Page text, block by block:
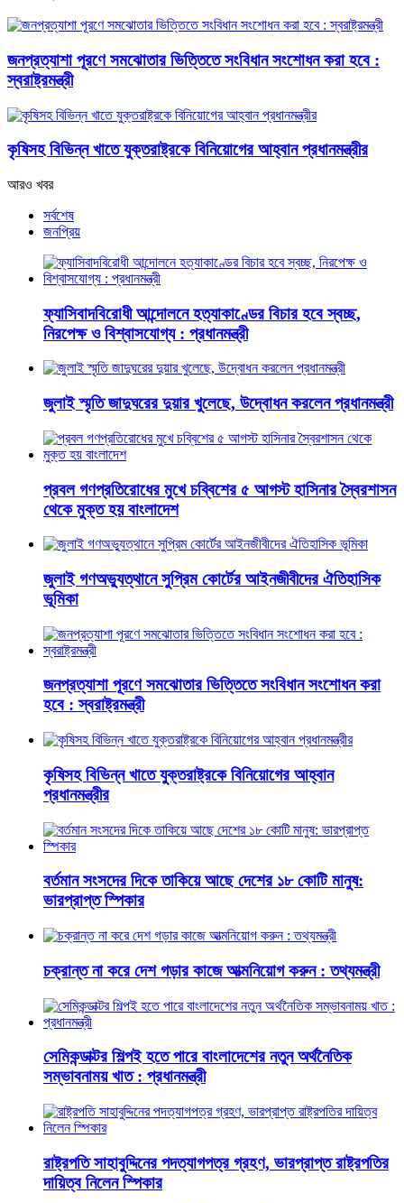
জনপ্রত্যাশা পূরণে সমঝোতার ভিত্তিতে সংবিধান সংশোধন করা হবে :
স্বরাষ্ট্রমন্ত্রী
কৃষিসহ বিভিন্ন খাতে যুক্তরাষ্ট্রকে বিনিয়োগের আহ্বান প্রধানমন্ত্রীর
আরও খবর
সর্বশেষ
জনপ্রিয়
ফ্যাসিবাদবিরোধী আন্দোলনে হত্যাকাণ্ডের বিচার হবে স্বচ্ছ,
নিরপেক্ষ ও বিশ্বাসযোগ্য : প্রধানমন্ত্রী
জুলাই স্মৃতি জাদুঘরের দুয়ার খুলেছে, উদ্বোধন করলেন প্রধানমন্ত্রী
প্রবল গণপ্রতিরোধের মুখে চব্বিশের ৫ আগস্ট হাসিনার স্বৈরশাসন
থেকে মুক্ত হয় বাংলাদেশ
জুলাই গণঅভ্যুত্থানে সুপ্রিম কোর্টের আইনজীবীদের ঐতিহাসিক
ভূমিকা
জনপ্রত্যাশা পূরণে সমঝোতার ভিত্তিতে সংবিধান সংশোধন করা
হবে : স্বরাষ্ট্রমন্ত্রী
কৃষিসহ বিভিন্ন খাতে যুক্তরাষ্ট্রকে বিনিয়োগের আহ্বান
প্রধানমন্ত্রীর
বর্তমান সংসদের দিকে তাকিয়ে আছে দেশের ১৮ কোটি মানুষ:
ভারপ্রাপ্ত স্পিকার
চক্রান্ত না করে দেশ গড়ার কাজে আত্মনিয়োগ করুন : তথ্যমন্ত্রী
সেমিকন্ডাক্টর শিল্পই হতে পারে বাংলাদেশের নতুন অর্থনৈতিক
সম্ভাবনাময় খাত : প্রধানমন্ত্রী
রাষ্ট্রপতি সাহাবুদ্দিনের পদত্যাগপত্র গ্রহণ, ভারপ্রাপ্ত রাষ্ট্রপতির
দায়িত্ব নিলেন স্পিকার